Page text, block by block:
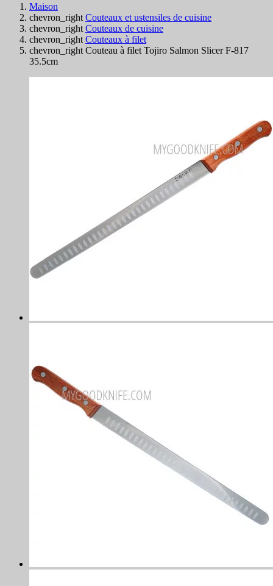
Maison
chevron_right Couteaux et ustensiles de cuisine
chevron_right Couteaux de cuisine
chevron_right Couteaux à filet
chevron_right Couteau à filet Tojiro Salmon Slicer F-817
35.5cm